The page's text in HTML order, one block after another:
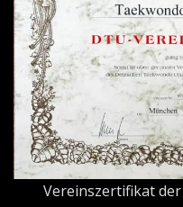
Vereinszertifikat